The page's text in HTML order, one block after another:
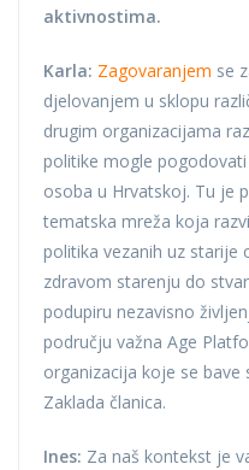
aktivnostima.
Karla: Zagovaranjem se
djelovanjem u sklopu
drugim organizacijama
politike mogle
osoba u Hrvatskoj. Tu je
tematska mreža koja
politika vezanih uz starije
zdravom starenju do
podupiru nezavisno
području važna Age
organizacija koje se
Zaklada članica.
Ines: Za naš kontekst je